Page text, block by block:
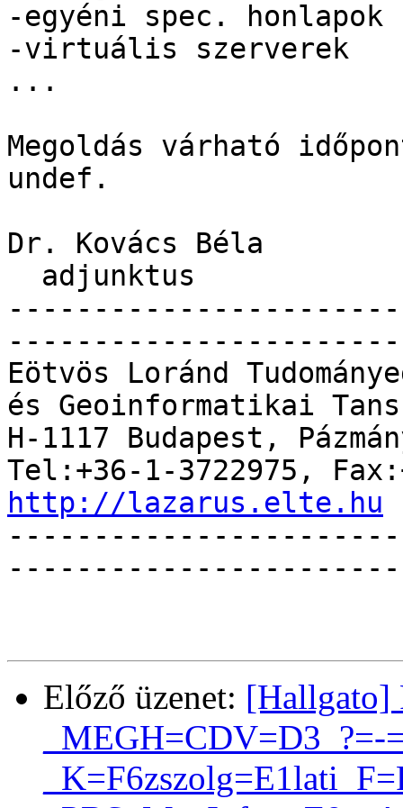
-egyéni spec. honlapok
-virtuális szerverek
...
Megoldás várható
undef.
Dr. Kovács Béla
Eötvös Loránd
és Geoinformatikai
H-1117 Budapest,
http://lazarus.elte.hu
Előző üzenet: [Hallgato]
_MEGH=CDV=D3_?=-